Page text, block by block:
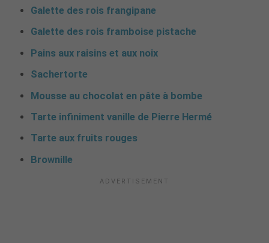
Galette des rois frangipane
Galette des rois framboise pistache
Pains aux raisins et aux noix
Sachertorte
Mousse au chocolat en pâte à bombe
Tarte infiniment vanille de Pierre Hermé
Tarte aux fruits rouges
Brownille